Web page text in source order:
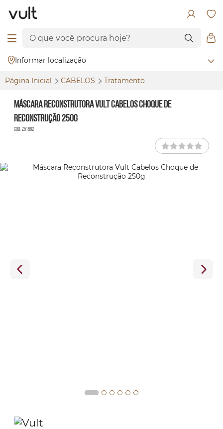
Informar localização
Página Inicial CABELOS Tratamento
Máscara Reconstrutora Vult Cabelos Choque de
Reconstrução 250g
Cód. Z51882